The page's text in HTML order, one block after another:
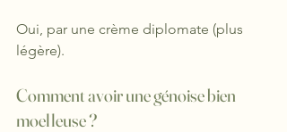
Oui, par une crème diplomate (plus
légère).
Comment avoir une génoise bien
moelleuse ?